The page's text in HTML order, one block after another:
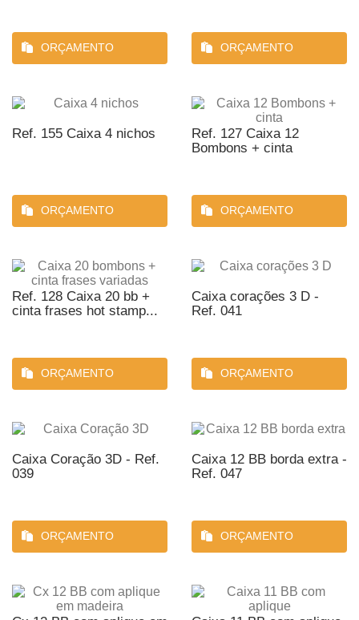
ORÇAMENTO ORÇAMENTO
Ref. 155 Caixa 4 nichos
ORÇAMENTO
Ref. 127 Caixa 12
Bombons + cinta
ORÇAMENTO
Ref. 128 Caixa 20 bb +
cinta frases hot stamp...
ORÇAMENTO
Caixa corações 3 D -
Ref. 041
ORÇAMENTO
Caixa Coração 3D - Ref.
039
ORÇAMENTO
Caixa 12 BB borda extra -
Ref. 047
ORÇAMENTO